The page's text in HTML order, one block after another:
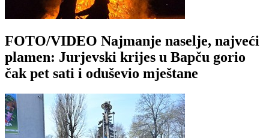
FOTO/VIDEO Najmanje naselje, najveći
plamen: Jurjevski krijes u Bapču gorio
čak pet sati i oduševio mještane